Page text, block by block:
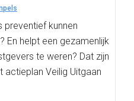
kunnen
En helpt een gezamenlijk
te weren? Dat zijn
actieplan Veilig Uitgaan